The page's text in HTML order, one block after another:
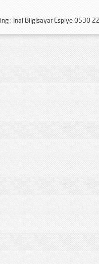
: İnal Bilgisayar Espiye 0530